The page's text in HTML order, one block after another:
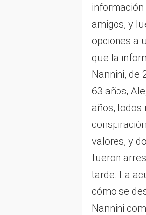
amigos, y
opciones a
que la
Nannini, de
63 años,
años, todos
valores, y
fueron
tarde. La
cómo se
Nannini